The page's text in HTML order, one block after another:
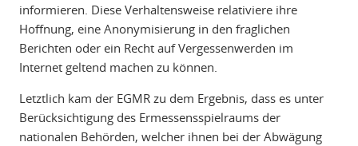
informieren. Diese Verhaltensweise relativiere ihre
Hoffnung, eine Anonymisierung in den fraglichen
Berichten oder ein Recht auf Vergessenwerden im
Internet geltend machen zu können.
Letztlich kam der EGMR zu dem Ergebnis, dass es unter
Berücksichtigung des Ermessensspielraums der
nationalen Behörden, welcher ihnen bei der Abwägung